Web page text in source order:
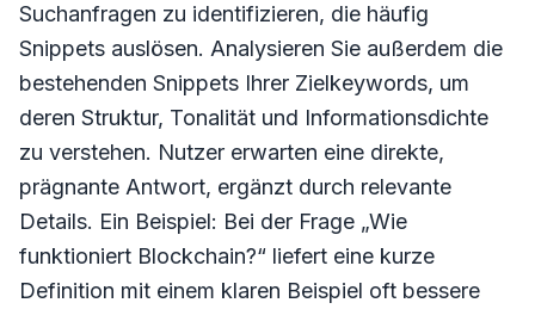
Suchanfragen zu identifizieren, die häufig
Snippets auslösen. Analysieren Sie außerdem die
bestehenden Snippets Ihrer Zielkeywords, um
deren Struktur, Tonalität und Informationsdichte
zu verstehen. Nutzer erwarten eine direkte,
prägnante Antwort, ergänzt durch relevante
Details. Ein Beispiel: Bei der Frage „Wie
funktioniert Blockchain?“ liefert eine kurze
Definition mit einem klaren Beispiel oft bessere